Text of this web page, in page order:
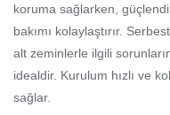
koruma sağlarken,
bakımı kolaylaştırır.
alt zeminlerle ilgili
idealdir. Kurulum hızlı ve
sağlar.